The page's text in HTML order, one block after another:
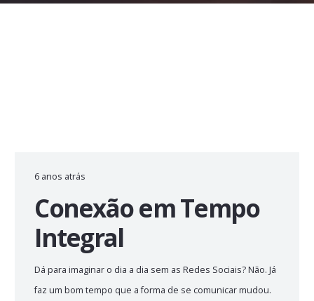
6 anos atrás
Conexão em Tempo
Integral
Dá para imaginar o dia a dia sem as Redes Sociais? Não. Já
faz um bom tempo que a forma de se comunicar mudou.